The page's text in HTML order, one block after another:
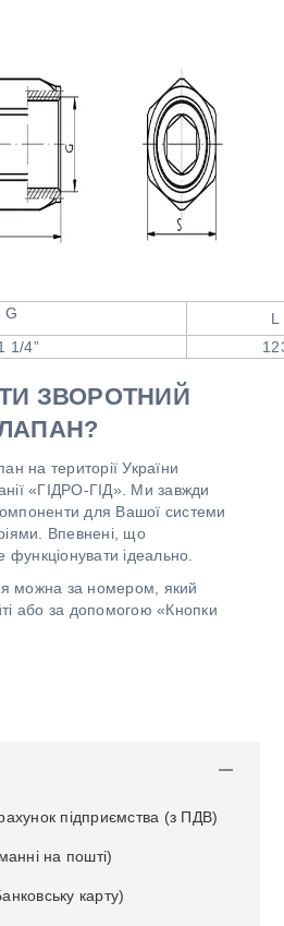
G
L
1/4”
ЗВОРОТНИЙ
на території України
«ГІДРО-ГІД». Ми завжди
для Вашої системи
Впевнені, що
функціонувати ідеально.
можна за номером, який
або за допомогою «Кнопки
підприємства (з ПДВ)
на пошті)
карту)